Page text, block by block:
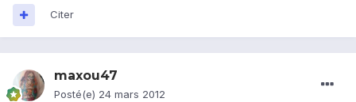
Citer
maxou47
Posté(e) 24 mars 2012